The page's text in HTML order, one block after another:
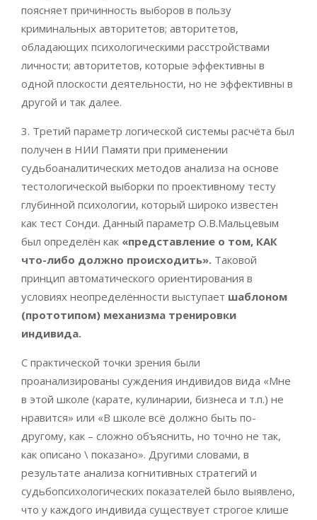
поясняет причинность выборов в пользу
криминальных авторитетов; авторитетов,
обладающих психологическими расстройствами
личности; авторитетов, которые эффективны в
одной плоскости деятельности, но не эффективны в
другой и так далее.
3. Третий параметр логической системы расчёта был
получен в НИИ Памяти при применении
судьбоаналитических методов анализа на основе
тестологической выборки по проективному тесту
глубинной психологии, который широко известен
как тест Сонди. Данный параметр О.В.Мальцевым
был определён как «представление о том, КАК
что-либо должно происходить». Таковой
принцип автоматического ориентирования в
условиях неопределённости выступает шаблоном
(прототипом) механизма тренировки
индивида.
С практической точки зрения были
проанализированы суждения индивидов вида «Мне
в этой школе (карате, кулинарии, бизнеса и т.п.) не
нравится» или «В школе всё должно быть по-
другому, как – сложно объяснить, но точно не так,
как описано \ показано». Другими словами, в
результате анализа когнитивных стратегий и
судьбопсихологических показателей было выявлено,
что у каждого индивида существует строгое клише